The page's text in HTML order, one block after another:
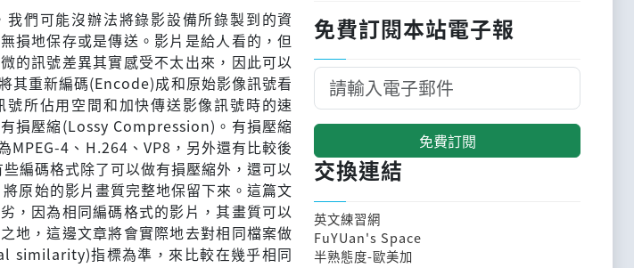
們可能沒辦法將錄影設備所錄製到的資
損地保存或是傳送。影片是給人看的，但
的訊號差異其實感受不太出來，因此可以
其重新編碼(Encode)成和原始影像訊號看
所佔用空間和加快傳送影像訊號時的速
損壓縮(Lossy Compression)。有損壓縮
MPEG-4、H.264、VP8，另外還有比較後
編碼格式除了可以做有損壓縮外，還可以
原始的影片畫質完整地保留下來。這篇文
，因為相同編碼格式的影片，其畫質可以
地，這邊文章將會實際地去對相同檔案做
similarity)指標為準，來比較在幾乎相同
免費訂閱本站電子報
免費訂閱
交換連結
英文練習網
FuYUan's Space
半熟態度-歐美加